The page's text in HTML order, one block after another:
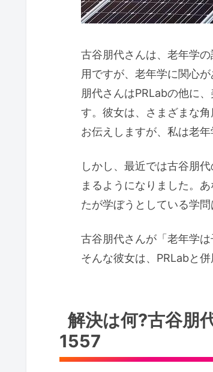
古谷朋代さんは、老年学
用ですが、老年学に関心
朋代さんはPRLabの他に
す。彼女は、さまざまな
お伝えしますが、私は老
しかし、最近では古谷朋
まるようになりました。
たが学ぼうとしている学
古谷朋代さんが「老年学
そんな彼女は、PRLabと
解決は何?古谷朋
1557